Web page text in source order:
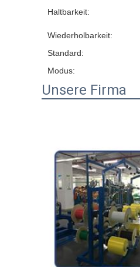
Haltbarkeit:
Wiederholbarkeit:
Standard:
Modus:
Unsere Firma